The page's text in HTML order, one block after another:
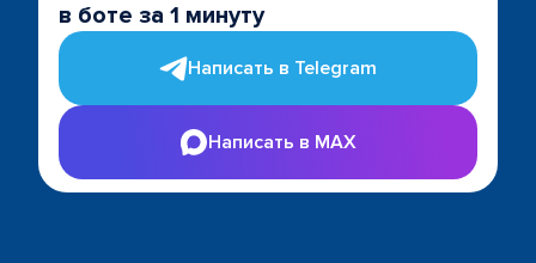
в боте за 1 минуту
Написать в Telegram
Написать в MAX